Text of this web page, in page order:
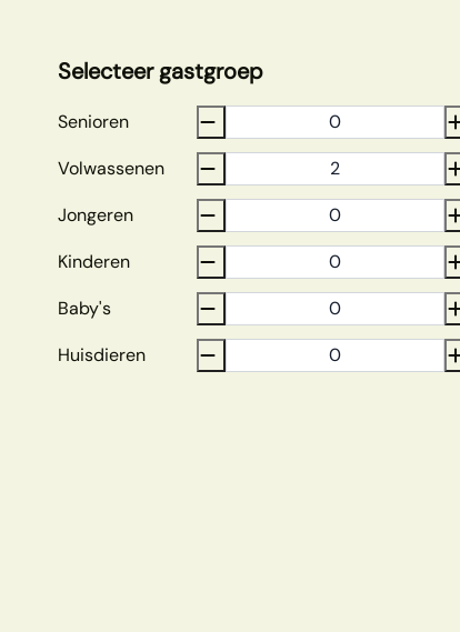
Selecteer gastgroep
Senioren
Volwassenen
Jongeren
Kinderen
Baby's
Huisdieren